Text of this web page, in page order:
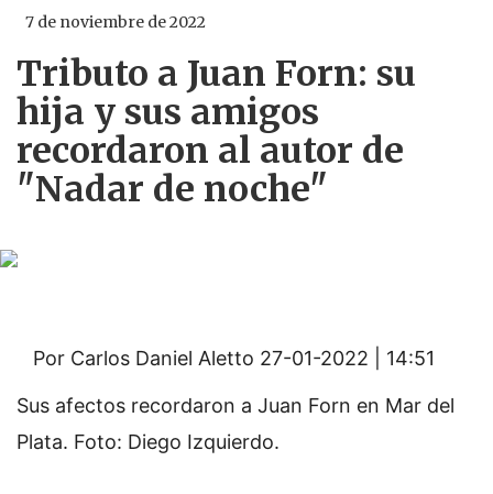
7 de noviembre de 2022
Tributo a Juan Forn: su
hija y sus amigos
recordaron al autor de
"Nadar de noche"
Por Carlos Daniel Aletto 27-01-2022 | 14:51
Sus afectos recordaron a Juan Forn en Mar del
Plata. Foto: Diego Izquierdo.